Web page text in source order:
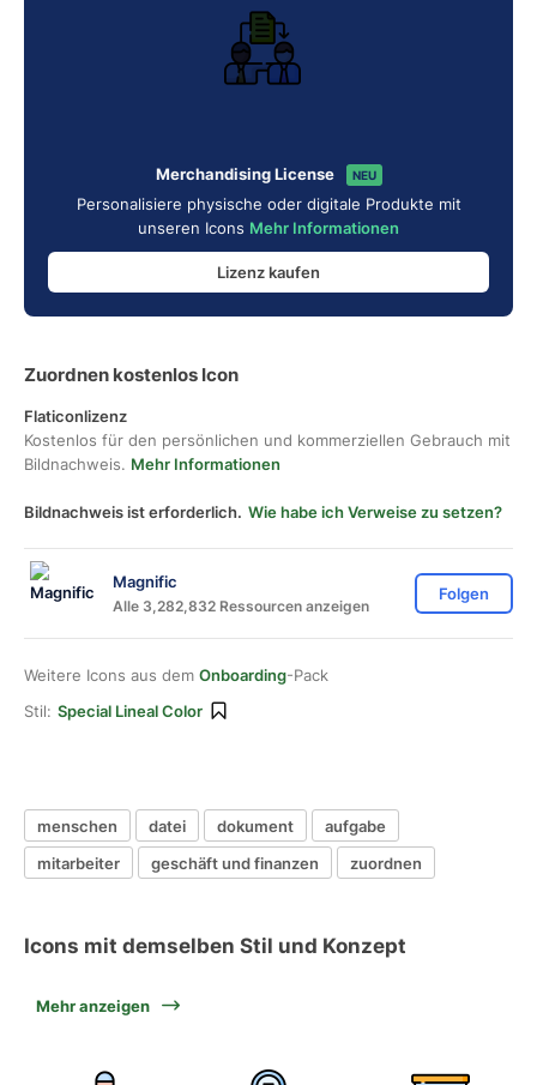
Merchandising License NEU
Personalisiere physische oder digitale Produkte mit
unseren Icons Mehr Informationen
Lizenz kaufen
Zuordnen kostenlos Icon
Flaticonlizenz
Kostenlos für den persönlichen und kommerziellen Gebrauch mit
Bildnachweis. Mehr Informationen
Bildnachweis ist erforderlich. Wie habe ich Verweise zu setzen?
Magnific
Alle 3,282,832 Ressourcen anzeigen
Folgen
Weitere Icons aus dem Onboarding-Pack
Stil: Special Lineal Color
menschen datei dokument
aufgabe
mitarbeiter
geschäft und finanzen zuordnen
Icons mit demselben Stil und Konzept
Mehr anzeigen